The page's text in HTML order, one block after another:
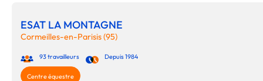
ESAT LA MONTAGNE
Cormeilles-en-Parisis (95)
93 travailleurs Depuis 1984
Centre équestre